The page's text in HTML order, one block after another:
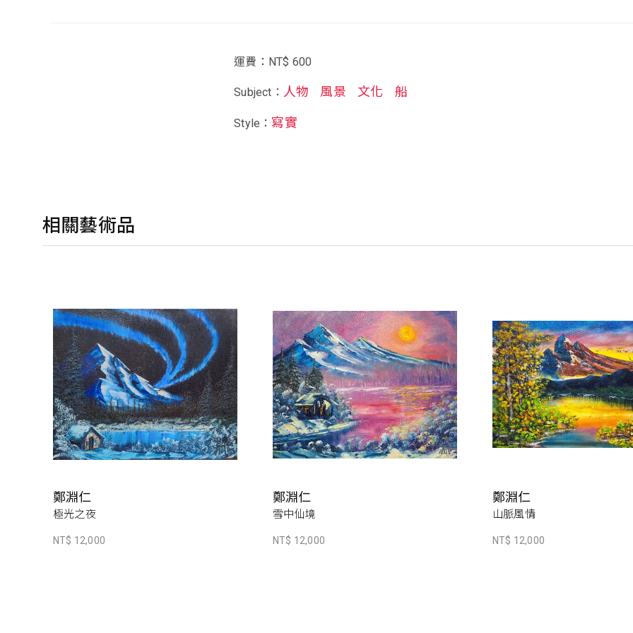
運費：NT$ 600
Subject： 人物 風景 文化 船
Style：寫實
相關藝術品
鄭淵仁
極光之夜
NT$ 12,000
鄭淵仁
雪中仙境
NT$ 12,000
鄭淵仁
山脈風情
NT$ 12,000